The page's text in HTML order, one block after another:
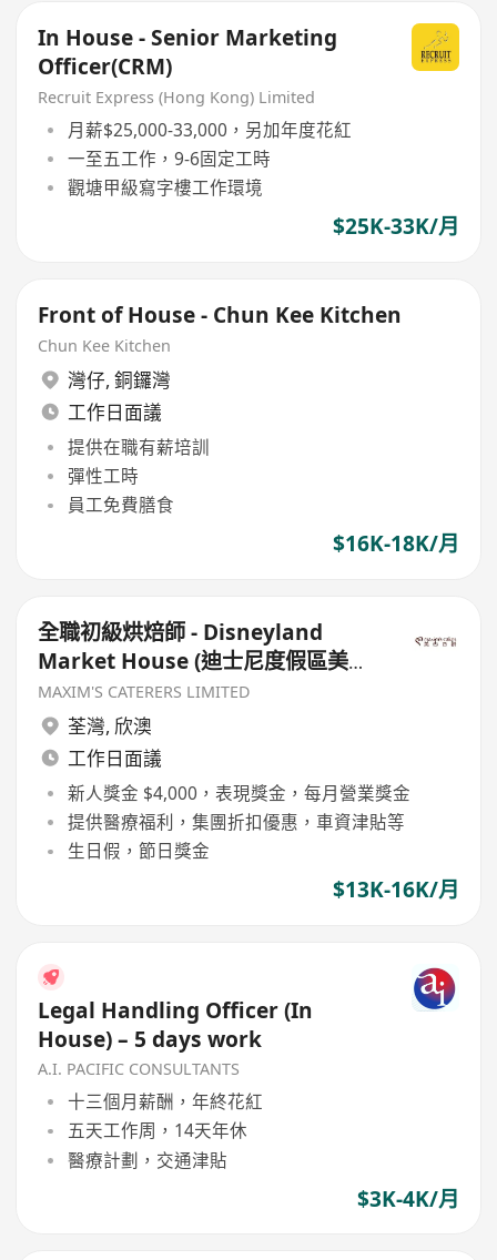
In House - Senior Marketing
Officer(CRM)
Recruit Express (Hong Kong) Limited
月薪$25,000-33,000，另加年度花紅
一至五工作，9-6固定工時
觀塘甲級寫字樓工作環境
$25K-33K/月
Front of House - Chun Kee Kitchen
Chun Kee Kitchen
灣仔, 銅鑼灣
工作日面議
提供在職有薪培訓
彈性工時
員工免費膳食
$16K-18K/月
全職初級烘焙師 - Disneyland
Market House (迪士尼度假區美國
小鎮大街) - $13000-16000
MAXIM'S CATERERS LIMITED
荃灣, 欣澳
工作日面議
新人獎金 $4,000，表現獎金，每月營業獎金
提供醫療福利，集團折扣優惠，車資津貼等
生日假，節日獎金
$13K-16K/月
Legal Handling Officer (In
House) – 5 days work
A.I. PACIFIC CONSULTANTS
十三個月薪酬，年終花紅
五天工作周，14天年休
醫療計劃，交通津貼
$3K-4K/月